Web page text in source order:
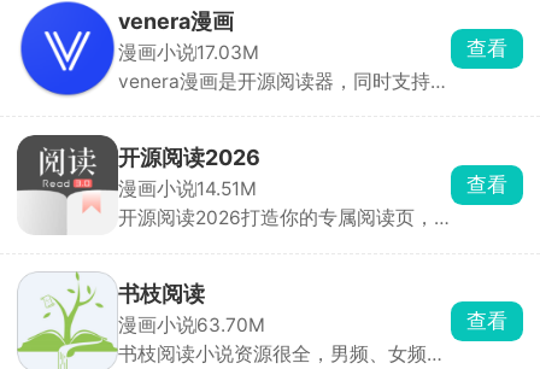
提醒，还能离线下载，没网也能看。界
面简洁好上手，智能推荐也准，找漫、
追漫都省心，二次元爱好者必备。
venera漫画
漫画小说17.03M
venera漫画是开源阅读器，同时支持本
内置智能书架可自动扫描本地文件并按
系列、作者、标签分类，也支持批量导
入、离线下载、图片收藏与自定义存储
路径。适合追求高度自定义、跨设备同
查看
开源阅读2026
漫画小说14.51M
开源阅读2026打造你的专属阅读页，
别付费和广告，回归阅读本身。开源阅
读本身不提供任何书籍内容，而是通过
强大的书源系统，让你聚合全网资源，
并深度定制阅读体验。
查看
书枝阅读
漫画小说63.70M
书枝阅读小说资源很全，男频、女频、
查看